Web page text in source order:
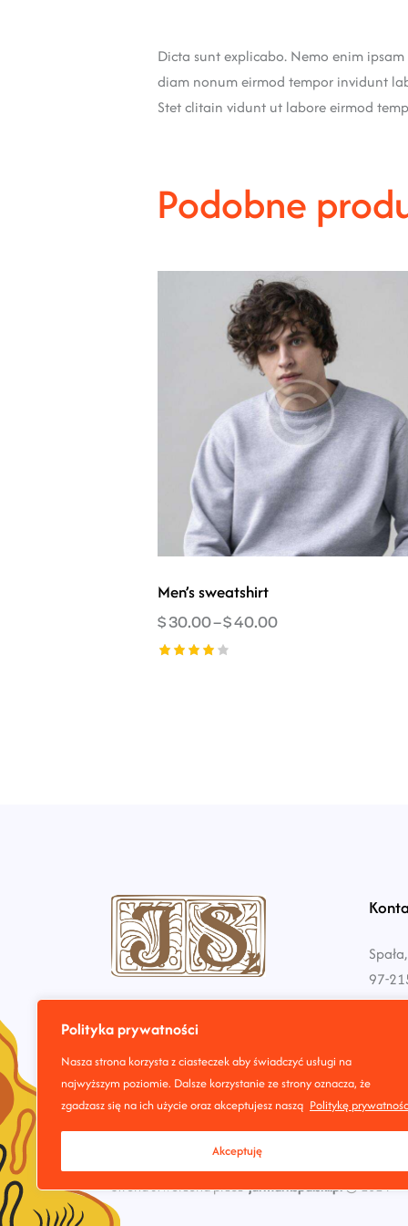
Polityka prywatności
Nasza strona korzysta z ciasteczek aby świadczyć usługi na
najwyższym poziomie. Dalsze korzystanie ze strony oznacza, że
zgadzasz się na ich użycie oraz akceptujesz naszą Politykę
Akceptuję
Dicta sunt explicabo. Nemo enim
diam nonum eirmod tempor invidunt
Stet clitain vidunt ut labore eirmod
Podobne
Men’s sweatshirt
$30.00–$40.00
97-
Strona stworzona przezjarmarkspalski.pl© 2024